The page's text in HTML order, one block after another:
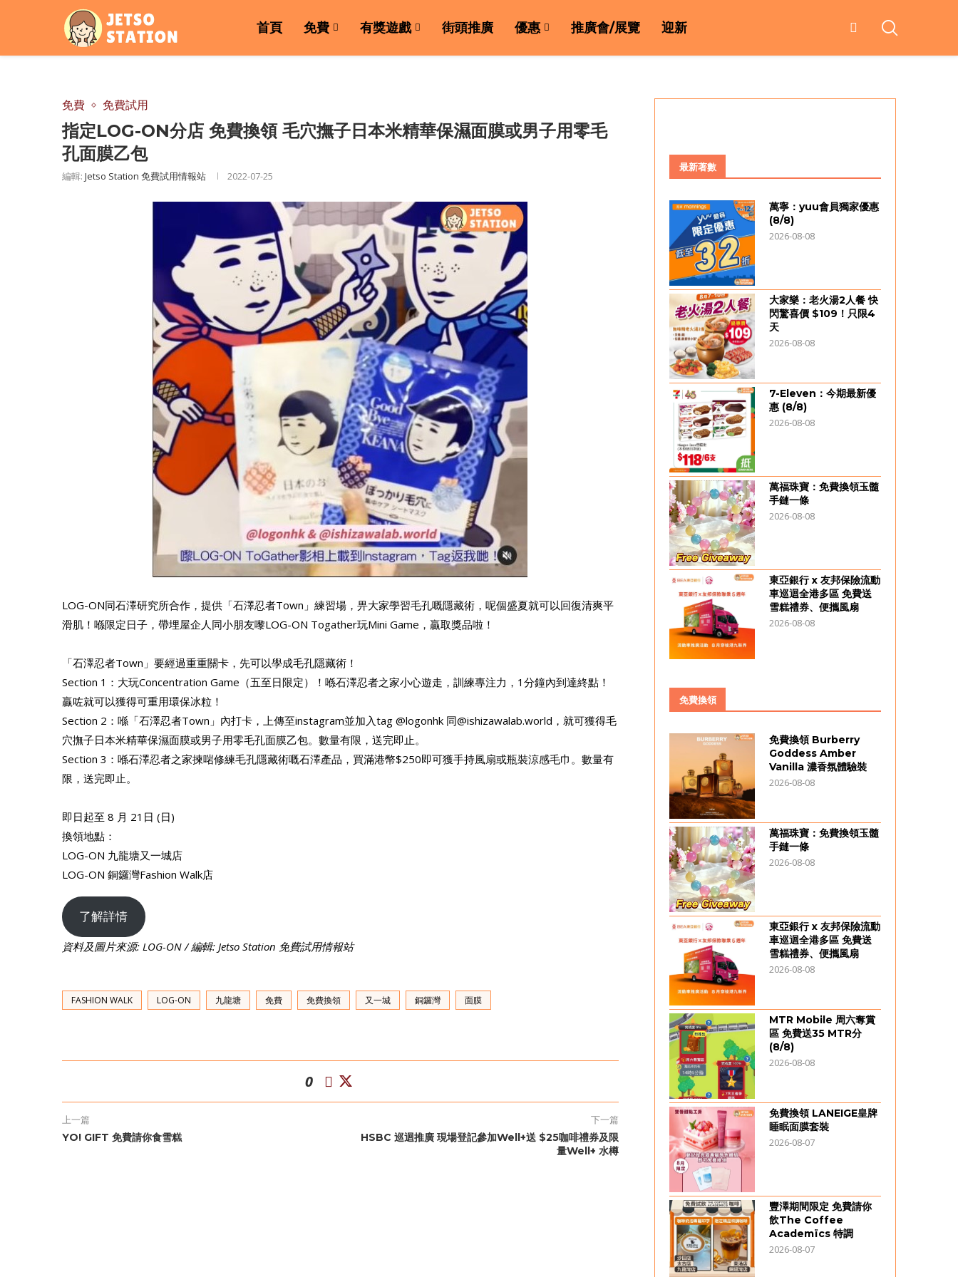
首頁 免費 有獎遊戲 街頭推廣 優惠 推廣會/展覽 迎新
免費 免費試用
指定LOG-ON分店 免費換領 毛穴撫子日本米精華保濕面膜或男子用零毛
孔面膜乙包
編輯: Jetso Station 免費試用情報站 2022-07-25
LOG-ON同石澤研究所合作，提供「石澤忍者Town」練習場，畀大家學習毛孔嘅隱藏術，呢個盛夏就可以回復清爽平
滑肌！喺限定日子，帶埋屋企人同小朋友嚟LOG-ON Togather玩Mini Game，贏取獎品啦！
「石澤忍者Town」要經過重重關卡，先可以學成毛孔隱藏術！
Section 1：大玩Concentration Game（五至日限定）！喺石澤忍者之家小心遊走，訓練專注力，1分鐘內到達終點！
贏咗就可以獲得可重用環保冰粒！
Section 2：喺「石澤忍者Town」內打卡，上傳至instagram並加入tag @logonhk 同@ishizawalab.world，就可獲得毛
穴撫子日本米精華保濕面膜或男子用零毛孔面膜乙包。數量有限，送完即止。
Section 3：喺石澤忍者之家揀啱修練毛孔隱藏術嘅石澤產品，買滿港幣$250即可獲手持風扇或瓶裝涼感毛巾。數量有
限，送完即止。
即日起至 8 月 21日 (日)
換領地點：
LOG-ON 九龍塘又一城店
LOG-ON 銅鑼灣Fashion Walk店
了解詳情
資料及圖片來源: LOG-ON / 編輯: Jetso Station 免費試用情報站
FASHION WALK LOG-ON 九龍塘 免費 免費換領 又一城 銅鑼灣 面膜
0
上一篇
YO! GIFT 免費請你食雪糕
下一篇
HSBC 巡迴推廣 現場登記參加Well+送 $25咖啡禮券及限
量Well+ 水樽
最新著數
萬寧：yuu會員獨家優惠
(8/8)
2026-08-08
大家樂：老火湯2人餐 快
閃驚喜價 $109！只限4
天
2026-08-08
7-Eleven：今期最新優
惠 (8/8)
2026-08-08
萬福珠寶：免費換領玉髓
手鏈一條
2026-08-08
東亞銀行 x 友邦保險流動
車巡迴全港多區 免費送
雪糕禮券、便攜風扇
2026-08-08
免費換領
免費換領 Burberry
Goddess Amber
Vanilla 濃香氛體驗裝
2026-08-08
萬福珠寶：免費換領玉髓
手鏈一條
2026-08-08
東亞銀行 x 友邦保險流動
車巡迴全港多區 免費送
雪糕禮券、便攜風扇
2026-08-08
MTR Mobile 周六奪賞
區 免費送35 MTR分
(8/8)
2026-08-08
免費換領 LANEIGE皇牌
睡眠面膜套裝
2026-08-07
豐澤期間限定 免費請你
飲The Coffee
Academïcs 特調
2026-08-07